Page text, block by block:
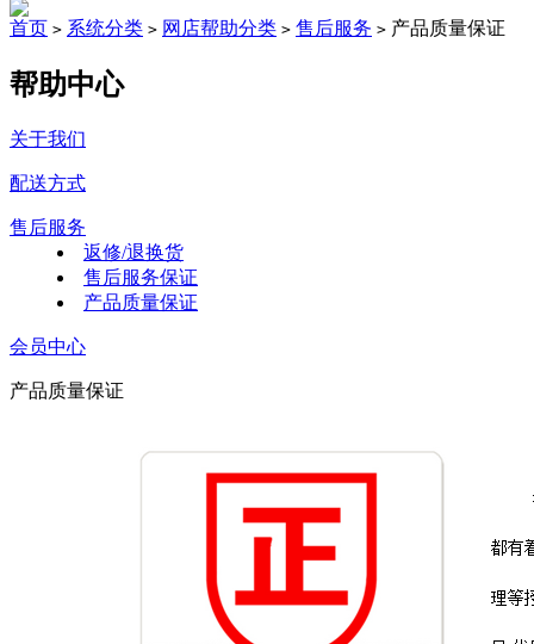
首页 > 系统分类 > 网店帮助分类 > 售后服务 > 产品质量保证
帮助中心
关于我们
配送方式
售后服务
返修/退换货
售后服务保证
产品质量保证
会员中心
产品质量保证